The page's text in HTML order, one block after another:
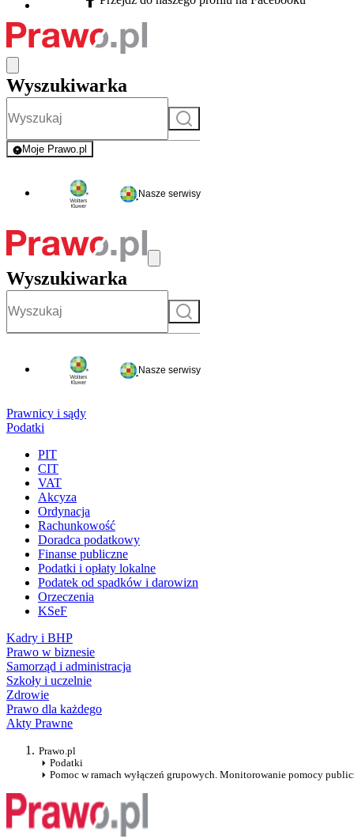
Facebook - otwiera się w nowej karcie
Wyszukiwarka
Szukaj
Moje Prawo.pl
- rejestracja i logowanie do serwisu
Nasze serwisy
Wyszukiwarka
Szukaj
Nasze serwisy
Prawnicy i sądy
Podatki
PIT
CIT
VAT
Akcyza
Ordynacja
Rachunkowość
Doradca podatkowy
Finanse publiczne
Podatki i opłaty lokalne
Podatek od spadków i darowizn
Orzeczenia
KSeF
Kadry i BHP
Prawo w biznesie
Samorząd i administracja
Szkoły i uczelnie
Zdrowie
Prawo dla każdego
Akty Prawne
Prawo.pl
Podatki
Pomoc w ramach wyłączeń grupowych. Monitorowanie pomocy